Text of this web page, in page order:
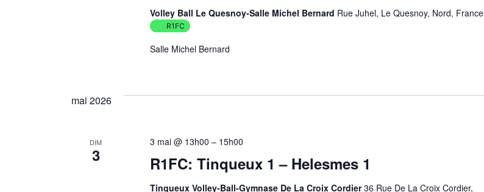
Volley Ball Le Quesnoy-Salle Michel Bernard Rue Juhel, Le Quesnoy, Nord, France
R1FC
Salle Michel Bernard
mai 2026
DIM
3 R1FC: Tinqueux 1 – Helesmes 1
3 mai @ 13h00 – 15h00
Tinqueux Volley-Ball-Gymnase De La Croix Cordier36 Rue De La Croix Cordier,